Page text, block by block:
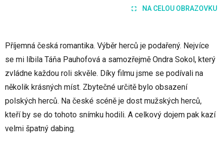
NA CELOU OBRAZOVKU
Příjemná česká romantika. Výběr herců je podařený. Nejvíce
se mi líbila Táňa Pauhofová a samozřejmě Ondra Sokol, který
zvládne každou roli skvěle. Díky filmu jsme se podívali na
několik krásných míst. Zbytečné určitě bylo obsazení
polských herců. Na české scéně je dost mužských herců,
kteří by se do tohoto snímku hodili. A celkový dojem pak kazí
velmi špatný dabing.